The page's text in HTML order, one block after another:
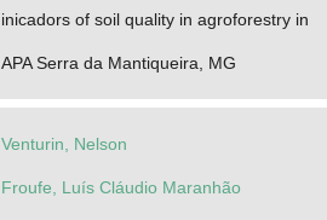
inicadors of soil quality in agroforestry in
APA Serra da Mantiqueira, MG
Venturin, Nelson
Froufe, Luís Cláudio Maranhão